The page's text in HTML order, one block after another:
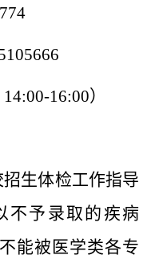
14:00-16:00）
生体检工作指导
不予录取的疾病
能被医学类各专